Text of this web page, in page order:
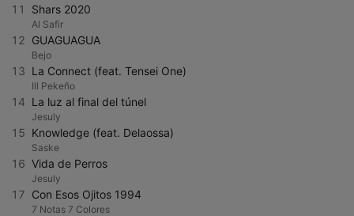
11 Shars 2020
Al Safir
12 GUAGUAGUA
Bejo
13 La Connect (feat. Tensei One)
Ill Pekeño
14 La luz al final del túnel
Jesuly
15 Knowledge (feat. Delaossa)
Saske
16 Vida de Perros
Jesuly
17 Con Esos Ojitos 1994
7 Notas 7 Colores